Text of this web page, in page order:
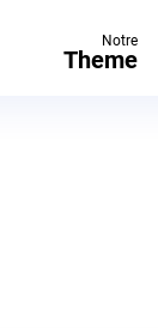
Notre
Theme